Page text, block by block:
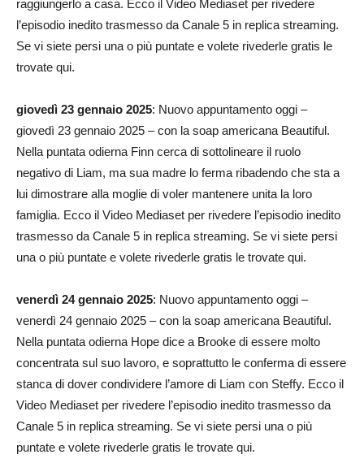
raggiungerlo a casa. Ecco il Video Mediaset per rivedere
l’episodio inedito trasmesso da Canale 5 in replica streaming.
Se vi siete persi una o più puntate e volete rivederle gratis le
trovate qui.
giovedì 23 gennaio 2025: Nuovo appuntamento oggi –
giovedì 23 gennaio 2025 – con la soap americana Beautiful.
Nella puntata odierna Finn cerca di sottolineare il ruolo
negativo di Liam, ma sua madre lo ferma ribadendo che sta a
lui dimostrare alla moglie di voler mantenere unita la loro
famiglia. Ecco il Video Mediaset per rivedere l’episodio inedito
trasmesso da Canale 5 in replica streaming. Se vi siete persi
una o più puntate e volete rivederle gratis le trovate qui.
venerdì 24 gennaio 2025: Nuovo appuntamento oggi –
venerdì 24 gennaio 2025 – con la soap americana Beautiful.
Nella puntata odierna Hope dice a Brooke di essere molto
concentrata sul suo lavoro, e soprattutto le conferma di essere
stanca di dover condividere l’amore di Liam con Steffy. Ecco il
Video Mediaset per rivedere l’episodio inedito trasmesso da
Canale 5 in replica streaming. Se vi siete persi una o più
puntate e volete rivederle gratis le trovate qui.